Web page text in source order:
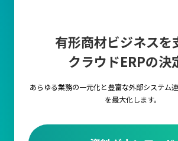
有形商材ビジネスを
クラウドERPの決
あらゆる業務の一元化と豊富な外部システム
を最大化します。